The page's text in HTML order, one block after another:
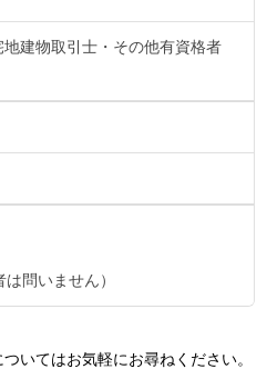
建物取引士・その他有資格者
問いません）
いてはお気軽にお尋ねください。